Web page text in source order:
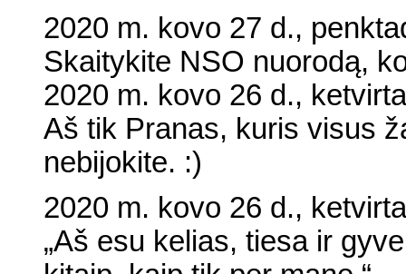
2020 m. kovo 27 d.,
Skaitykite NSO nuorodą,
2020 m. kovo 26 d.,
Aš tik Pranas, kuris visus
nebijokite. :)
2020 m. kovo 26 d.,
„Aš esu kelias, tiesa ir